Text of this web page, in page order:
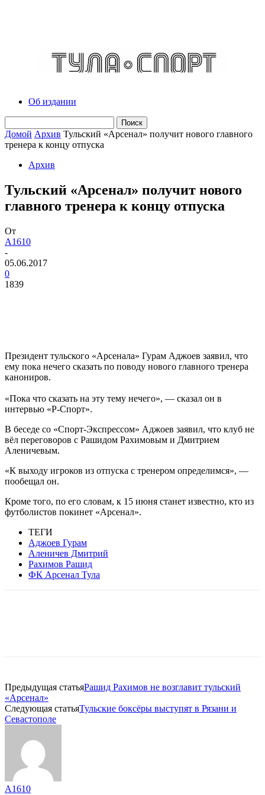
Об издании
Домой Архив Тульский «Арсенал» получит нового главного
тренера к концу отпуска
Архив
Тульский «Арсенал» получит нового
главного тренера к концу отпуска
От
A1610
-
05.06.2017
0
1839
Президент тульского «Арсенала» Гурам Аджоев заявил, что
ему пока нечего сказать по поводу нового главного тренера
канониров.
«Пока что сказать на эту тему нечего», — сказал он в
интервью «Р-Спорт».
В беседе со «Спорт-Экспрессом» Аджоев заявил, что клуб не
вёл переговоров с Рашидом Рахимовым и Дмитрием
Аленичевым.
«К выходу игроков из отпуска с тренером определимся», —
пообещал он.
Кроме того, по его словам, к 15 июня станет известно, кто из
футболистов покинет «Арсенал».
ТЕГИ
Аджоев Гурам
Аленичев Дмитрий
Рахимов Рашид
ФК Арсенал Тула
Предыдущая статьяРашид Рахимов не возглавит тульский
«Арсенал»
Следующая статьяТульские боксёры выступят в Рязани и
Севастополе
A1610